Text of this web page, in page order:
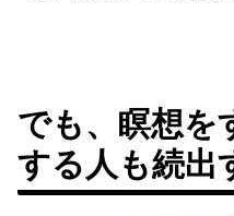
でも、瞑想を
する人も続出